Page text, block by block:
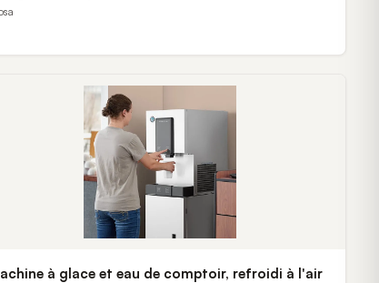
à glace et eau de comptoir, refroidi à l'air